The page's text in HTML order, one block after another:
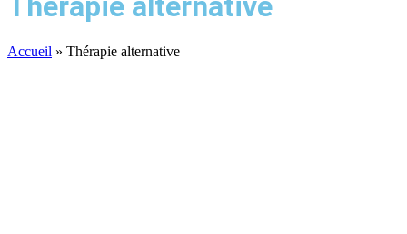
Accueil » Thérapie alternative